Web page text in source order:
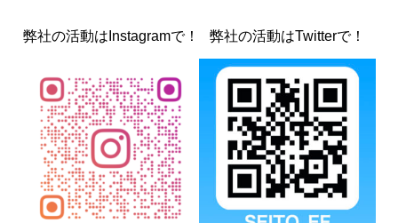
弊社の活動はInstagramで！ 弊社の活動はTwitterで！